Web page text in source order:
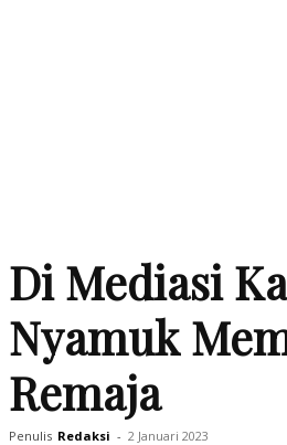
Di Mediasi
Nyamuk
Remaja
Penulis Redaksi - 2 Januari 2023